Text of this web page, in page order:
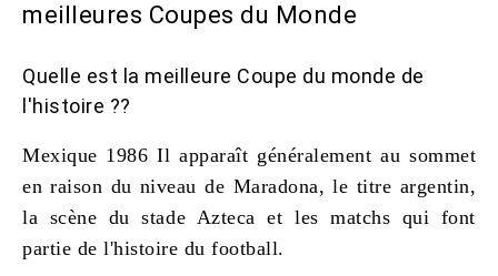
meilleures Coupes du Monde
Quelle est la meilleure Coupe du monde de
l'histoire ??
Mexique 1986 Il apparaît généralement au sommet
en raison du niveau de Maradona, le titre argentin,
la scène du stade Azteca et les matchs qui font
partie de l'histoire du football.